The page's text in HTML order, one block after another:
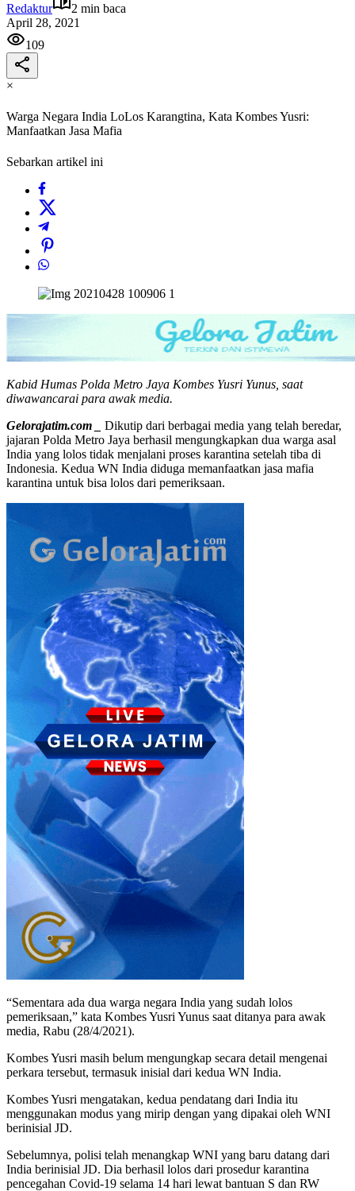
Redaktur
2 min baca
April 28, 2021
109
×
Warga Negara India LoLos Karangtina, Kata Kombes Yusri:
Manfaatkan Jasa Mafia
Sebarkan artikel ini
Kabid Humas Polda Metro Jaya Kombes Yusri Yunus, saat
diwawancarai para awak media.
Gelorajatim.com _
Dikutip dari berbagai media yang telah beredar,
jajaran Polda Metro Jaya berhasil mengungkapkan dua warga asal
India yang lolos tidak menjalani proses karantina setelah tiba di
Indonesia. Kedua WN India diduga memanfaatkan jasa mafia
karantina untuk bisa lolos dari pemeriksaan.
“Sementara ada dua warga negara India yang sudah lolos
pemeriksaan,” kata Kombes Yusri Yunus saat ditanya para awak
media, Rabu (28/4/2021).
Kombes Yusri masih belum mengungkap secara detail mengenai
perkara tersebut, termasuk inisial dari kedua WN India.
Kombes Yusri mengatakan, kedua pendatang dari India itu
menggunakan modus yang mirip dengan yang dipakai oleh WNI
berinisial JD.
Sebelumnya, polisi telah menangkap WNI yang baru datang dari
India berinisial JD. Dia berhasil lolos dari prosedur karantina
pencegahan Covid-19 selama 14 hari lewat bantuan S dan RW